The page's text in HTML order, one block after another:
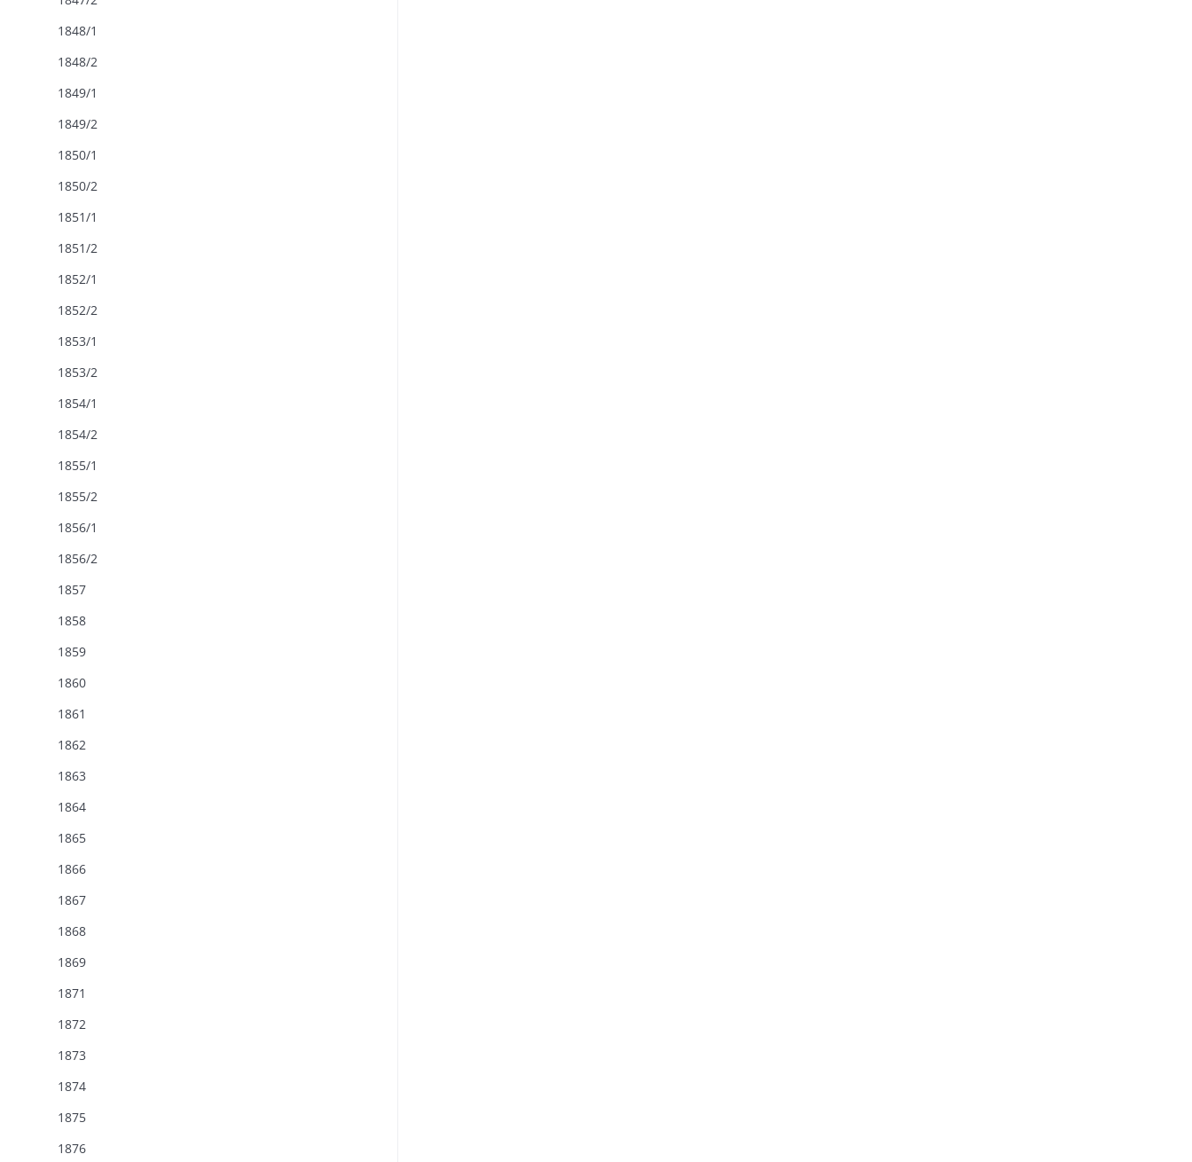
1848/1
1848/2
1849/1
1849/2
1850/1
1850/2
1851/1
1851/2
1852/1
1852/2
1853/1
1853/2
1854/1
1854/2
1855/1
1855/2
1856/1
1856/2
1857
1858
1859
1860
1861
1862
1863
1864
1865
1866
1867
1868
1869
1871
1872
1873
1874
1875
1876